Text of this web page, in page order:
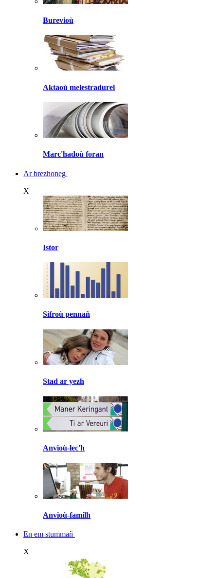
Burevioù
Aktaoù melestradurel
Marc'hadoù foran
Ar brezhoneg
X
Istor
Sifroù pennañ
Stad ar yezh
Anvioù-lec'h
Anvioù-familh
En em stummañ
X